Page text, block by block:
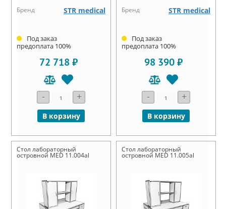
Бренд STR medical
Под заказ
предоплата 100%
72 718 ₽
- +
В корзину
Бренд STR medical
Под заказ
предоплата 100%
98 390 ₽
- +
В корзину
Стол лабораторный
островной MED 11.004al
Стол лабораторный
островной MED 11.005al